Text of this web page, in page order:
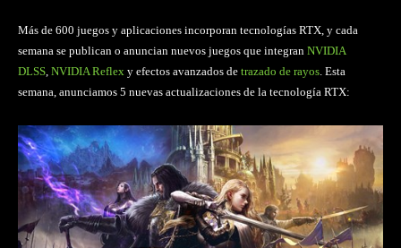
Más de 600 juegos y aplicaciones incorporan tecnologías RTX, y cada
semana se publican o anuncian nuevos juegos que integran NVIDIA
DLSS, NVIDIA Reflex y efectos avanzados de trazado de rayos. Esta
semana, anunciamos 5 nuevas actualizaciones de la tecnología RTX: